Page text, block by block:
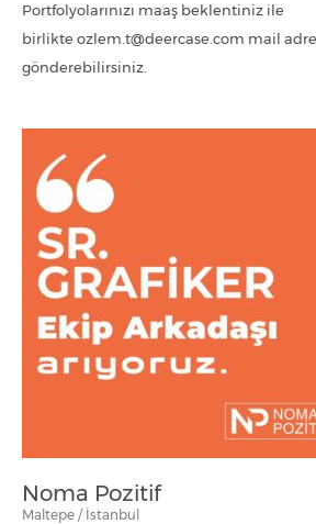
Portfolyolarınızı maaş beklentiniz ile
birlikte ozlem.t@deercase.com mail
gönderebilirsiniz.
Noma Pozitif
Maltepe / İstanbul